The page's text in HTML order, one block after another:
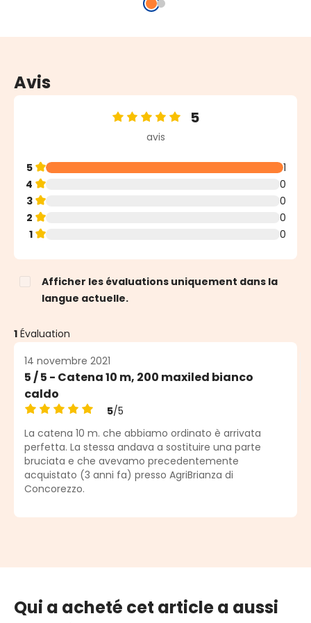
Avis
Note moyenne de 5 sur 5 étoiles
5
avis
5
1
4
0
3
0
2
0
1
0
Afficher les évaluations uniquement dans la
langue actuelle.
1 Évaluation
14 novembre 2021
5 / 5 - Catena 10 m, 200 maxiled bianco
caldo
Note moyenne de 5 sur 5 étoiles
5/5
La catena 10 m. che abbiamo ordinato è arrivata
perfetta. La stessa andava a sostituire una parte
bruciata e che avevamo precedentemente
acquistato (3 anni fa) presso AgriBrianza di
Concorezzo.
Qui a acheté cet article a aussi